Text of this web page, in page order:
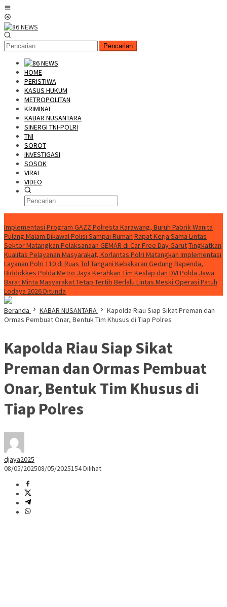
Loncat
ke
konten
Pencarian
HOME
PERISTIWA
KASUS HUKUM
METROPOLITAN
KRIMINAL
KABAR NUSANTARA
SINERGI TNI-POLRI
TNI
SOROT
INVESTIGASI
SOSOK
VIRAL
VIDEO
Implementasi Program GAZZ Polresta Karawang, Buruh Pabrik Wanita
Pulang Malam Dikawal Polisi Sampai Rumah Rapat Kerja Sama Lintas
Sektor Matangkan Pelaksanaan GEMAR di Car Free Day GarutTingkatkan
Kualitas Pelayanan Masyarakat, Korlantas Polri Matangkan Implementasi
Layanan Polri 110 di Ruas TolTangani Kebakaran Gedung Bapenda,
Biddokkes Polda Metro Jaya Kerahkan Tim Keslap dan DVI Polda Jawa
Barat Minta Masyarakat Tetap Tertib Berlalu Lintas Meski Operasi Patuh
Lodaya 2026 Ditunda
Beranda KABAR NUSANTARA
Kapolda Riau Siap Sikat Preman dan
Ormas Pembuat Onar, Bentuk Tim Khusus di Tiap Polres
Kapolda Riau Siap Sikat
Preman dan Ormas Pembuat
Onar, Bentuk Tim Khusus di
Tiap Polres
djaya2025
08/05/202508/05/2025154 Dilihat